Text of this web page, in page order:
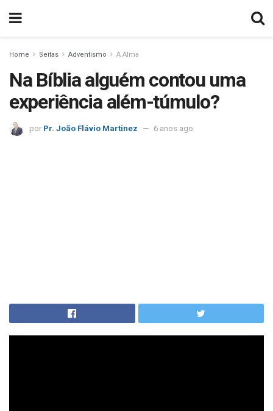
Home Seitas Adventismo A Alma
Na Bíblia alguém contou uma
experiência além-túmulo?
por Pr. João Flávio Martinez 6 anos ago